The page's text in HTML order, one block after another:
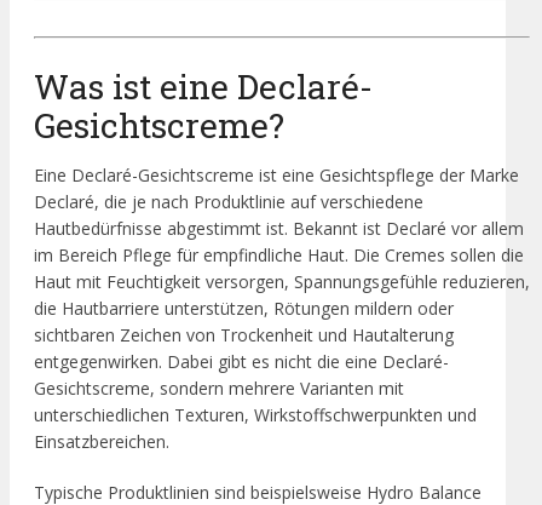
Was ist eine Declaré-
Gesichtscreme?
Eine Declaré-Gesichtscreme ist eine Gesichtspflege der Marke
Declaré, die je nach Produktlinie auf verschiedene
Hautbedürfnisse abgestimmt ist. Bekannt ist Declaré vor allem
im Bereich Pflege für empfindliche Haut. Die Cremes sollen die
Haut mit Feuchtigkeit versorgen, Spannungsgefühle reduzieren,
die Hautbarriere unterstützen, Rötungen mildern oder
sichtbaren Zeichen von Trockenheit und Hautalterung
entgegenwirken. Dabei gibt es nicht die eine Declaré-
Gesichtscreme, sondern mehrere Varianten mit
unterschiedlichen Texturen, Wirkstoffschwerpunkten und
Einsatzbereichen.
Typische Produktlinien sind beispielsweise Hydro Balance